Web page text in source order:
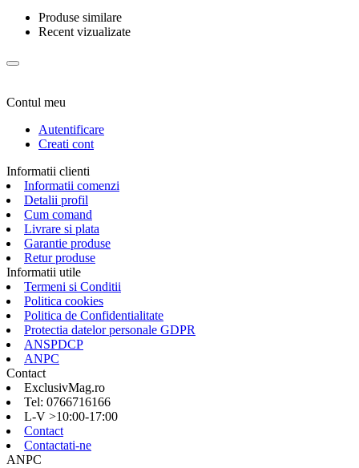
Produse similare
Recent vizualizate
Contul meu
Autentificare
Creati cont
Informatii clienti
Informatii comenzi
Detalii profil
Cum comand
Livrare si plata
Garantie produse
Retur produse
Informatii utile
Termeni si Conditii
Politica cookies
Politica de Confidentialitate
Protectia datelor personale GDPR
ANSPDCP
ANPC
Contact
ExclusivMag.ro
Tel: 0766716166
L-V >10:00-17:00
Contact
Contactati-ne
ANPC